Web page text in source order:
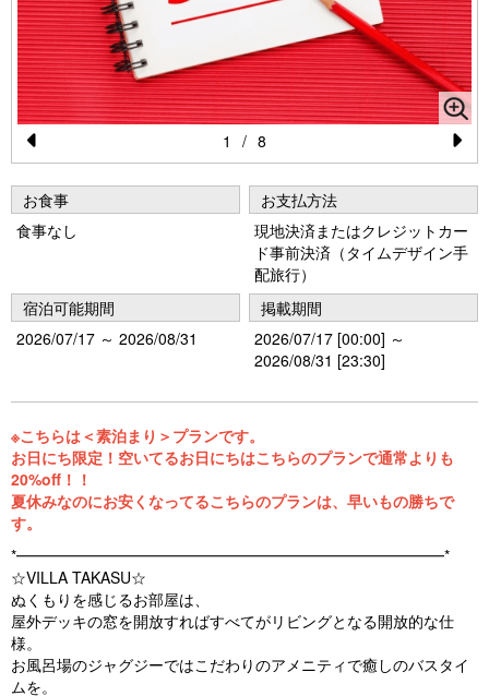
Pr
e
vi
u
s
N
xt
1 / 8
お食事
食事なし
お支払方法
現地決済またはクレジットカー
ド事前決済（タイムデザイン手
配旅行）
宿泊可能期間
2026/07/17 ～ 2026/08/31
掲載期間
2026/07/17 [00:00] ～
2026/08/31 [23:30]
※こちらは＜素泊まり＞プランです。
お日にち限定！空いてるお日にちはこちらのプランで通常よりも
20%off！！
夏休みなのにお安くなってるこちらのプランは、早いもの勝ちで
す。
*━━━━━━━━━━━━━━━━━━━━━━━━━━━━*
☆VILLA TAKASU☆
ぬくもりを感じるお部屋は、
屋外デッキの窓を開放すればすべてがリビングとなる開放的な仕
様。
お風呂場のジャグジーではこだわりのアメニティで癒しのバスタイ
ムを。